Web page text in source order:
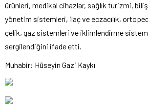
ürünleri, medikal cihazlar, sağlık turizmi,
yönetim sistemleri, ilaç ve eczacılık,
çelik, gaz sistemleri ve iklimlendirme
sergilendiğini ifade etti.
Muhabir: Hüseyin Gazi Kaykı